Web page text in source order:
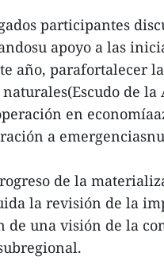
participantes
apoyo a las
año, parafortalecer
de
en
a
de la
la revisión de la
de una visión de la